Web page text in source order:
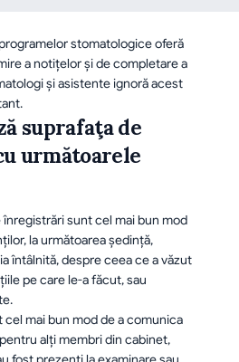
stomatologice oferă
a notiţelor și de completare a
și asistente ignoră acest
suprafaţa de
următoarele
sunt cel mai bun mod
la următoarea şedinţă,
întâlnită, despre ceea ce a văzut
pe care le-a făcut, sau
mai bun mod de a comunica
alţi membri din cabinet,